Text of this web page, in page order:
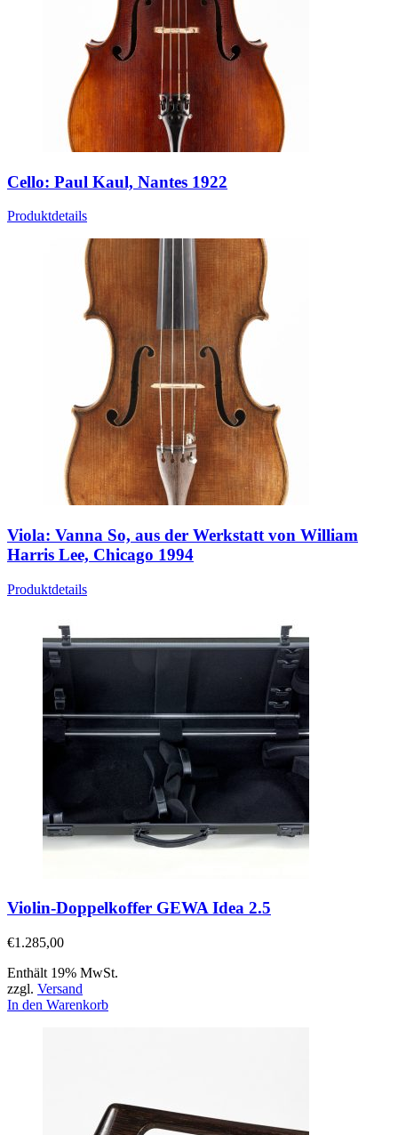
Cello: Paul Kaul, Nantes 1922
Produktdetails
Viola: Vanna So, aus der Werkstatt von William
Harris Lee, Chicago 1994
Produktdetails
Violin-Doppelkoffer GEWA Idea 2.5
€1.285,00
Enthält 19% MwSt.
zzgl. Versand
In den Warenkorb